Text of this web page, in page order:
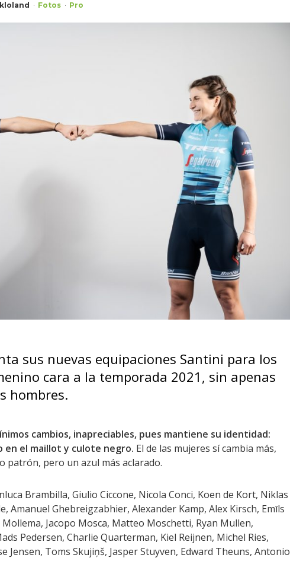
Fotos Pro
sus nuevas equipaciones Santini para los
cara a la temporada 2021, sin apenas
hombres.
cambios, inapreciables, pues mantiene su identidad:
en el maillot y culote negro. El de las mujeres sí cambia más,
patrón, pero un azul más aclarado.
Brambilla, Giulio Ciccone, Nicola Conci, Koen de Kort, Niklas
Amanuel Ghebreigzabhier, Alexander Kamp, Alex Kirsch, Emīls
Jacopo Mosca, Matteo Moschetti, Ryan Mullen,
Pedersen, Charlie Quarterman, Kiel Reijnen, Michel Ries,
Jensen, Toms Skujiņš, Jasper Stuyven, Edward Theuns, Antonio